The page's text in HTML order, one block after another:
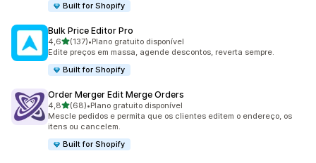
Built for Shopify
Bulk Price Editor Pro
4,6de 5 estrelas
(137)
137 avaliações ao todo
•Plano gratuito disponível
Edite preços em massa, agende descontos, reverta sempre.
Built for Shopify
Order Merger Edit Merge Orders
4,8de 5 estrelas
(68)
68 avaliações ao todo
•Plano gratuito disponível
Mescle pedidos e permita que os clientes editem o endereço, os
itens ou cancelem.
Built for Shopify